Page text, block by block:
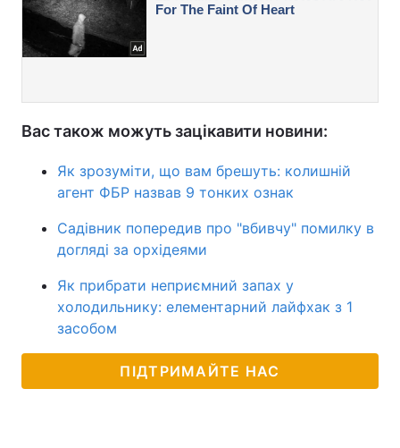
Вас також можуть зацікавити новини:
Як зрозуміти, що вам брешуть: колишній
агент ФБР назвав 9 тонких ознак
Садівник попередив про "вбивчу" помилку в
догляді за орхідеями
Як прибрати неприємний запах у
холодильнику: елементарний лайфхак з 1
засобом
ПІДТРИМАЙТЕ НАС